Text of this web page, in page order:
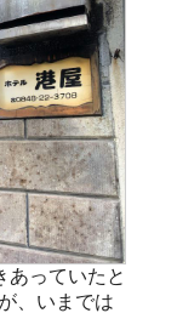
あっていたと
、いまでは